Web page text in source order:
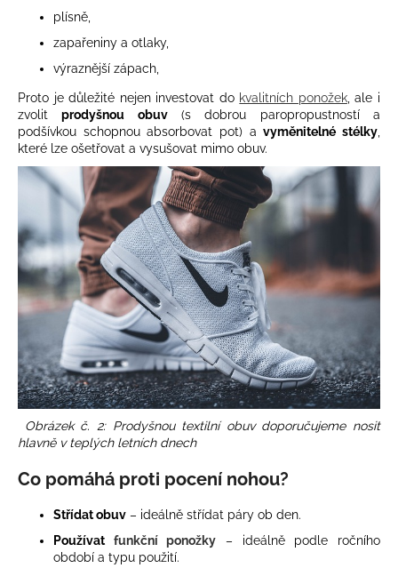
plísně,
zapařeniny a otlaky,
výraznější zápach,
Proto je důležité nejen investovat do kvalitních ponožek, ale i
zvolitprodyšnou obuv(s dobrou paropropustností a
podšívkou schopnou absorbovat pot) avyměnitelné stélky,
které lze ošetřovat a vysušovat mimo obuv.
Obrázek č. 2: Prodyšnou textilní obuv doporučujeme nosit
hlavně v teplých letních dnech
Co pomáhá proti pocení nohou?
Střídat obuv – ideálně střídat páry ob den.
Používat funkční ponožky – ideálně podle ročního
období a typu použití.